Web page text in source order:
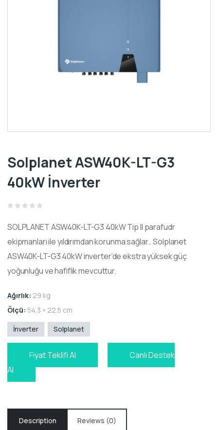
Solplanet ASW40K-LT-G3
40kW İnverter
out
SOLPLANET ASW40K-LT-G3 40kW Tip II parafudr
ekipmanları ile yıldırımdan korunma sağlar.. Solplanet
ASW40K-LT-G3 40kW inverter’de ekstra yüksek güç
yoğunluğu ve hafiflik mevcuttur.
Ağırlık: 29 kg
Ölçü: 54.3 × 22.5 cm
İnverter Solplanet
Fiyat Teklifi Al
Canlı Destek
Al
Description Reviews (0)